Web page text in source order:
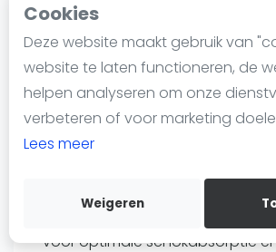
Cookies
Deze website maakt gebruik van
website te laten functioneren, de
helpen analyseren om onze
verbeteren of voor marketing
Lees meer
Weigeren
Informatie
Over ons
Contact
Adverteren
Insights
WhatsApp
Join WhatsApp Community
Znake Viper Overgrip
€590
Verzenden
Bewaar
Znake Viper Overgrip
hoogwaardige gripwrap die
voor optimale schokabsorptie